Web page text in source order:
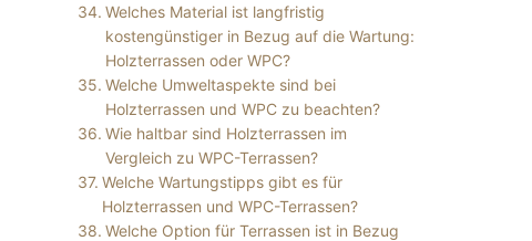
Welches Material ist langfristig
kostengünstiger in Bezug auf die Wartung:
Holzterrassen oder WPC?
Welche Umweltaspekte sind bei
Holzterrassen und WPC zu beachten?
Wie haltbar sind Holzterrassen im
Vergleich zu WPC-Terrassen?
Welche Wartungstipps gibt es für
Holzterrassen und WPC-Terrassen?
Welche Option für Terrassen ist in Bezug